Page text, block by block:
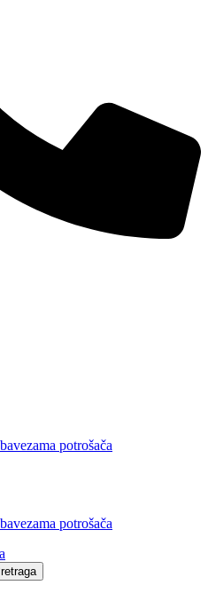
potrošača
potrošača